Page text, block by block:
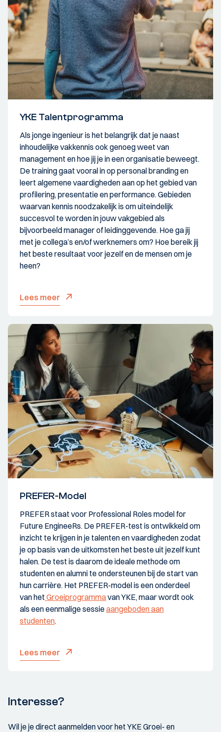
YKE Talentprogramma
Als jonge ingenieur is het belangrijk dat je naast
inhoudelijke vakkennis ook genoeg weet van
management en hoe jij je in een organisatie beweegt.
De training gaat vooral in op personal branding en
leert algemene vaardigheden aan op het gebied van
profilering, presentatie en performance. Gebieden
waarvan kennis noodzakelijk is om uiteindelijk
succesvol te worden in jouw vakgebied als
bijvoorbeeld manager of leidinggevende. Hoe ga jij
met je collega’s en/of werknemers om? Hoe bereik jij
het beste resultaat voor jezelf en de mensen om je
heen?
Lees meer
PREFER-Model
PREFER staat voor Professional Roles model for
Future EngineeRs. De PREFER-test is ontwikkeld om
inzicht te krijgen in je talenten en vaardigheden zodat
je op basis van de uitkomsten het beste uit jezelf kunt
halen. De test is daarom de ideale methode om
studenten en alumni te ondersteunen bij de start van
hun carrière. Het PREFER-model is een onderdeel
van het Groeiprogrammavan YKE, maar wordt ook
als een eenmalige sessieaangeboden aan
studenten.
Lees meer
Interesse?
Wil je je direct aanmelden voor het YKE Groei- en